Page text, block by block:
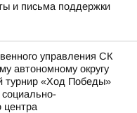
и письма поддержки
управления СК
автономному округу
«Ход Победы»
социально-
центра